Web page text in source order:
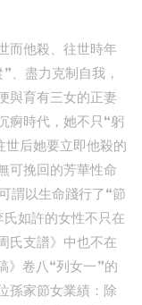
而他殺、往世時年
、盡力克制自我，
與育有三女的正妻
痾時代，她不只“躬
后她要立即他殺的
可挽回的芳華性命
謂以生命踐行了“節
如許的女性不只在
氏支譜》中也不在
》卷八“列女一”的
孫家節女業績：除